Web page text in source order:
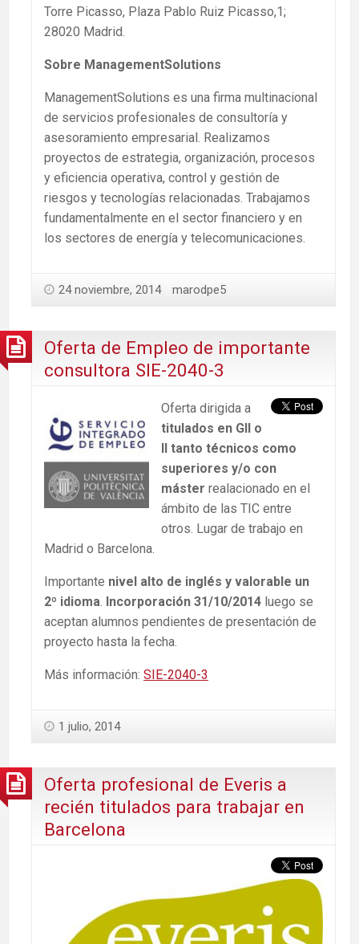
Torre Picasso, Plaza Pablo Ruiz Picasso,1;
28020 Madrid.
Sobre ManagementSolutions
ManagementSolutions es una firma multinacional
de servicios profesionales de consultoría y
asesoramiento empresarial. Realizamos
proyectos de estrategia, organización, procesos
y eficiencia operativa, control y gestión de
riesgos y tecnologías relacionadas. Trabajamos
fundamentalmente en el sector financiero y en
los sectores de energía y telecomunicaciones.
24 noviembre, 2014 marodpe5
Oferta de Empleo de importante
consultora SIE-2040-3
Oferta dirigida a
titulados en GII o
II tanto técnicos como
superiores y/o con
máster realacionado en el
ámbito de las TIC entre
otros. Lugar de trabajo en
Madrid o Barcelona.
Importante nivel alto de inglés y valorable un
2º idioma. Incorporación 31/10/2014 luego se
aceptan alumnos pendientes de presentación de
proyecto hasta la fecha.
Más información: SIE-2040-3
1 julio, 2014
Oferta profesional de Everis a
recién titulados para trabajar en
Barcelona